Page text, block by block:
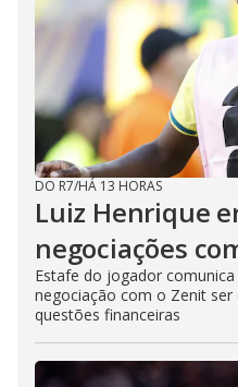
DO R7/HÁ 13 HORAS
Luiz Henrique
negociações
Estafe do jogador
negociação com o Zenit
questões financeiras